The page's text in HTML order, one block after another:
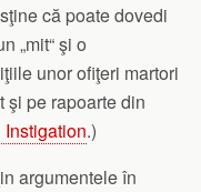
că poate dovedi
„mit“ şi o
unor ofiţeri martori
şi pe rapoarte din
.)
argumentele în